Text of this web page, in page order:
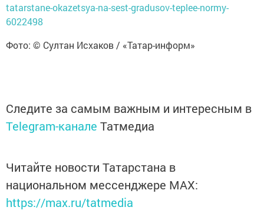
tatarstane-okazetsya-na-sest-gradusov-teplee-normy-
6022498
Фото: © Султан Исхаков / «Татар-информ»
Следите за самым важным и интересным в
Telegram-канале Татмедиа
Читайте новости Татарстана в
национальном мессенджере MАХ:
https://max.ru/tatmedia